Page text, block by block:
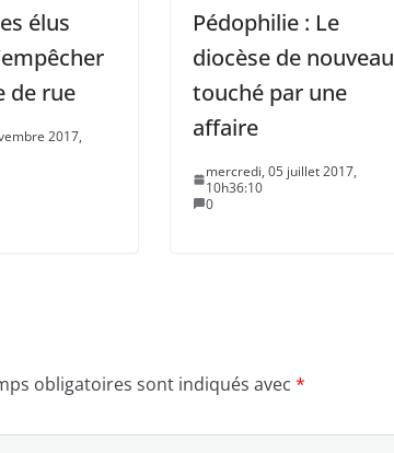
élus
de rue
2017,
Pédophilie : Le
diocèse de nouveau
touché par une
affaire
mercredi, 05 juillet 2017,
10h36:10
0
obligatoires sont indiqués avec *